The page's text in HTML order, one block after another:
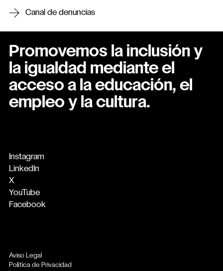
Canal de denuncias
Promovemos la inclusión y
la igualdad mediante el
acceso a la educación, el
empleo y la cultura.
Instagram
LinkedIn
X
YouTube
Facebook
Aviso Legal
Política de Privacidad